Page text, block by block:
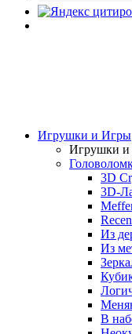
Игрушки и Игры
Игрушки
3D
3D-
Из
Из
В